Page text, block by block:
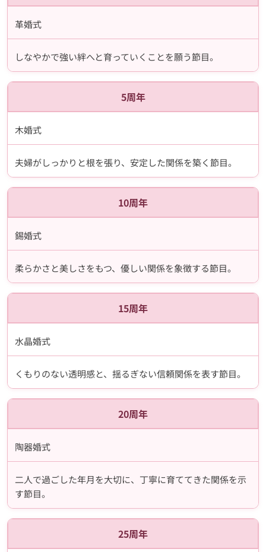
革婚式
しなやかで強い絆へと育っていくことを願う節目。
5周年
木婚式
夫婦がしっかりと根を張り、安定した関係を築く節目。
10周年
錫婚式
柔らかさと美しさをもつ、優しい関係を象徴する節目。
15周年
水晶婚式
くもりのない透明感と、揺るぎない信頼関係を表す節目。
20周年
陶器婚式
二人で過ごした年月を大切に、丁寧に育ててきた関係を示
す節目。
25周年